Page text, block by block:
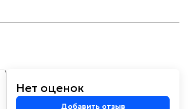
Нет оценок
Добавить отзыв